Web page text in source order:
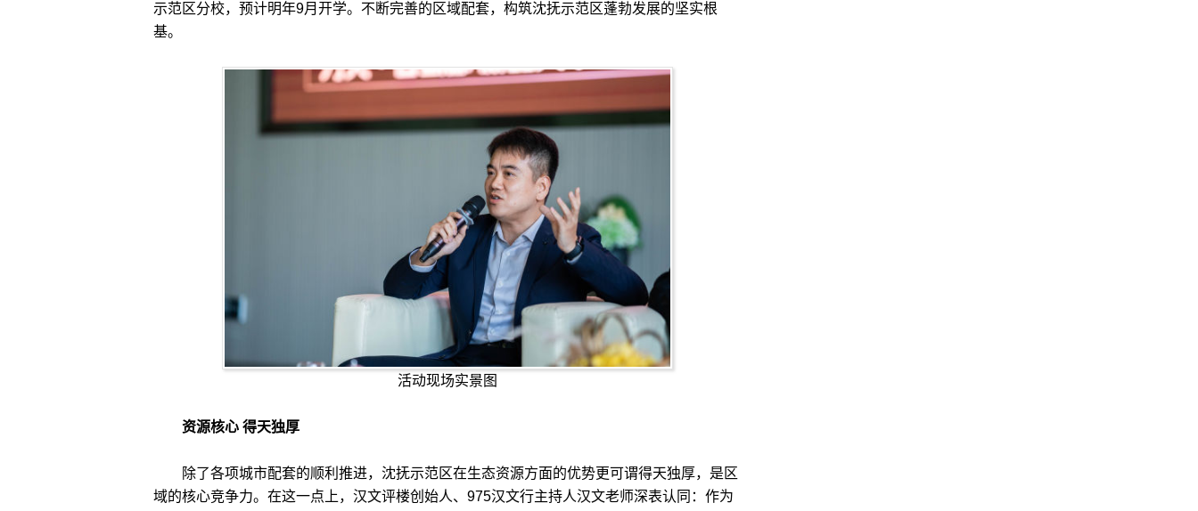
示范区分校，预计明年9月开学。不断完善的区域配套，构筑沈抚示范区蓬勃发展的坚实根
基。
活动现场实景图
资源核心 得天独厚
除了各项城市配套的顺利推进，沈抚示范区在生态资源方面的优势更可谓得天独厚，是区
域的核心竞争力。在这一点上，汉文评楼创始人、975汉文行主持人汉文老师深表认同：作为